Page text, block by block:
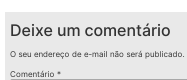
Deixe um comentário
O seu endereço de e-mail não será publicado.
Comentário *